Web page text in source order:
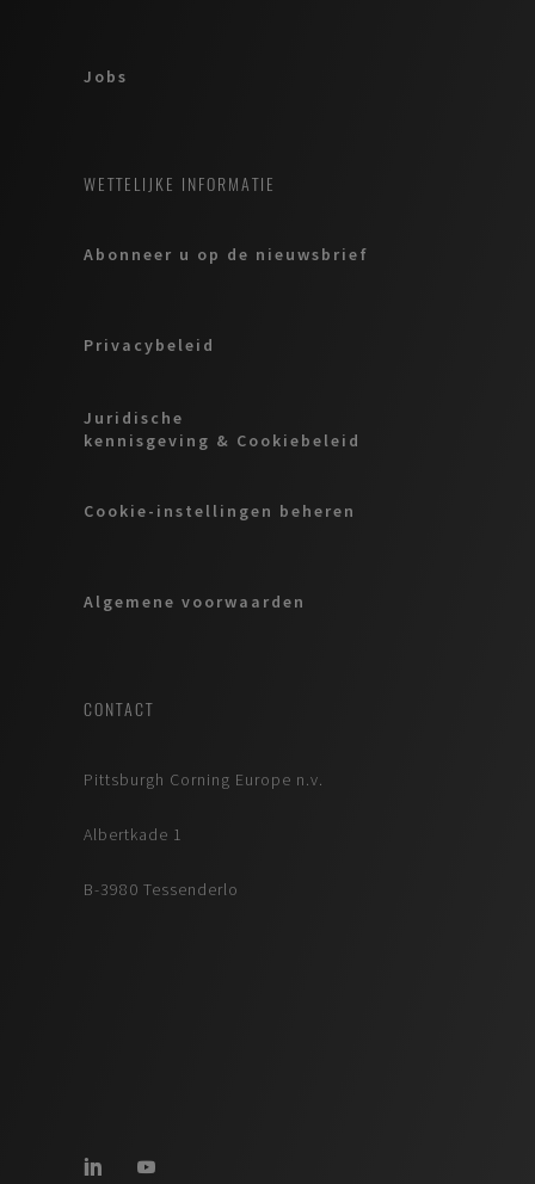
Jobs
WETTELIJKE INFORMATIE
Abonneer u op de nieuwsbrief
Privacybeleid
Juridische
kennisgeving & Cookiebeleid
Cookie-instellingen beheren
Algemene voorwaarden
CONTACT
Pittsburgh Corning Europe n.v.
Albertkade 1
B-3980 Tessenderlo